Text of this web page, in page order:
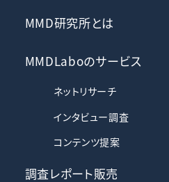
MMD研究所とは
MMDLaboのサービス
ネットリサーチ
インタビュー調査
コンテンツ提案
調査レポート販売